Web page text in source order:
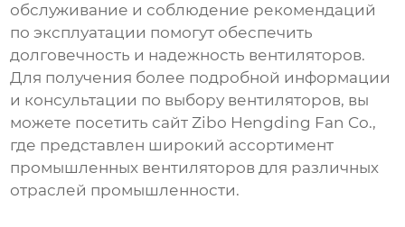
обслуживание и соблюдение рекомендаций
по эксплуатации помогут обеспечить
долговечность и надежность вентиляторов.
Для получения более подробной информации
и консультации по выбору вентиляторов, вы
можете посетить сайтZibo Hengding Fan Co.,
где представлен широкий ассортимент
промышленных вентиляторов для различных
отраслей промышленности.